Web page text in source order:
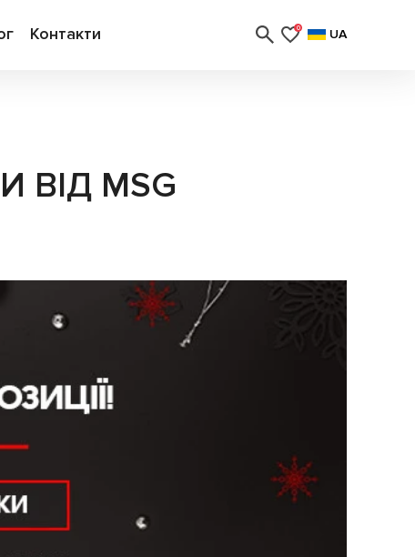
Контакти 0 UA
ВІД MSG